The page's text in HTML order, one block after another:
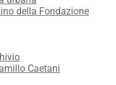
della Fondazione
Caetani